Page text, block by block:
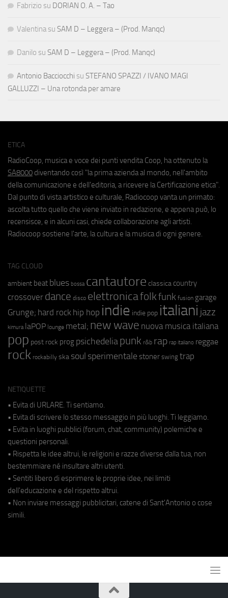
Fabrizio su DORIAN O. A. – Tao
Valentina su SAM D – Leggera – (Prod. Manqc)
Danilo su SAM D – Leggera – (Prod. Manqc)
Antonio Bacciocchi su STEFANO SPAZZI / IVANO MAGI
GALLUZZI – Una rotonda per amare
ETICA
RadioCoop, musica e voce dei punti vendita Coop, ha ottenuto la
SA8000 diventando così "la prima azienda al mondo, nell'ambito
della comunicazione e dell'editoria, a ricevere la Certificazione etica".
Dal punto di vista artistico e culturale, Radiocoop vanta un primato:
ascolta tutto quello che viene inviato in redazione, e appena può, lo
recensisce, e in alcuni casi, chiede collaborazione agli artisti.
Radiocoop sostiene l'arte, la cultura e la musica di ogni genere.
TAG CLOUD
ambient beat blues bossa cantautore classica country
crossover dance disco elettronicafolkfunk fusion garage
Grunge; hard rock hip hop indie indie pop italiani jazz
kimura laPOP lounge metal; new wave nuova musica italiana
pop post rock prog psichedeliapunk r&b rap rap italiano reggae
rock rockabilly ska soul sperimentale stoner swing trap
NETIQUETTE
• Evita di URLARE. Ti sentiamo.
• Evita di scrivere lo stesso messaggio in più luoghi. Ti leggiamo.
• Evita in luoghi pubblici (forum, chat, community) polemiche e
questioni personali.
• Rispetta le idee altrui, le religioni e razze diverse dalla tua, non
bestemmiare né insultare altri utenti.
• Sentiti libero di esprimere le proprie idee, nei limiti
dell'educazione e del rispetto altrui.
• Non inviare messaggi pubblicitari, catene di Sant'Antonio o cose
simili.